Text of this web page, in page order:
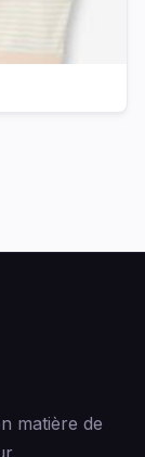
matière de